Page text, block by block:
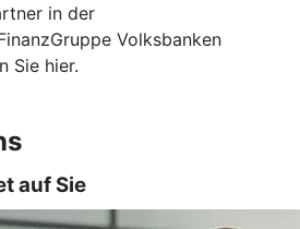
in der
Volksbanken
Sie hier.
auf Sie